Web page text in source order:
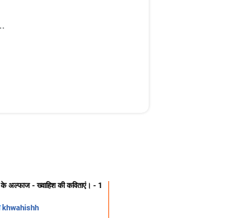
अल्फाज - ख्वाहिश की कविताएं। - 1
khwahishh